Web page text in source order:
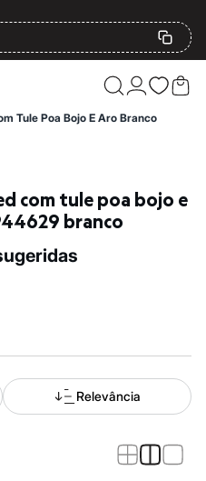
Tule Poa Bojo E Aro Branco
branco
Relevância